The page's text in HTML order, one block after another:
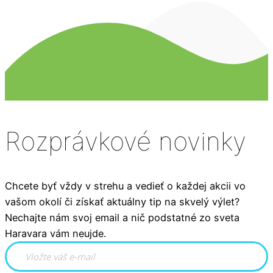
Rozprávkové novinky
Chcete byť vždy v strehu a vedieť o každej akcii vo
vašom okolí či získať aktuálny tip na skvelý výlet?
Nechajte nám svoj email a nič podstatné zo sveta
Haravara vám neujde.